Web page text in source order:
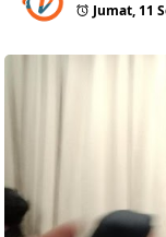
Jumat, 11